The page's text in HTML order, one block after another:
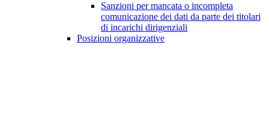
Sanzioni per mancata o incompleta
comunicazione dei dati da parte dei titolari
di incarichi dirigenziali
Posizioni organizzative